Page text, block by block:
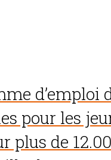
d’emploi
pour les
plus de